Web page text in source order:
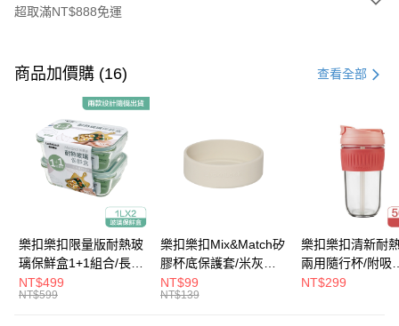
超取滿NT$888免運
信用卡一次付款
Apple Pay
街口支付
大哥付你分期
相關說明
【大哥付你分期使用說明】
1.本服務由台灣大哥大提供，台灣大哥大用戶可立即使用無須另外申請。
ATM付款
商品加價購 (16) 查看全部
樂扣樂扣限量版耐熱玻
璃保鮮盒1+1組合/長方
形/1L(LLG445KKSP2-
01)
NT$499
NT$599
樂扣樂扣Mix&Match矽
膠杯底保護套/米灰
(BOTTOM-
LHC4343BEG)
NT$99
NT$139
樂扣樂扣清新耐
兩用隨行杯/附吸
管/500ml/粉
NT$299